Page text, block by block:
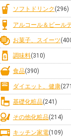
ソフトドリンク (296)
アルコール＆ビール
お菓子、スイーツ
調味料(310)
食品(390)
ダイエット、健康
基礎化粧品(241)
その他化粧品(214)
キッチン家電(109)